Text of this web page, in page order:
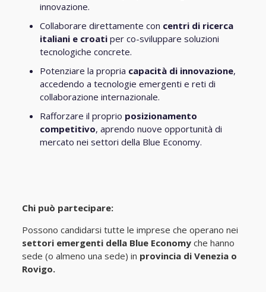
innovazione.
Collaborare direttamente con centri di ricerca
italiani e croatiper co-sviluppare soluzioni
tecnologiche concrete.
Potenziare la propria capacità di innovazione,
accedendo a tecnologie emergenti e reti di
collaborazione internazionale.
Rafforzare il proprio posizionamento
competitivo, aprendo nuove opportunità di
mercato nei settori della Blue Economy.
Chi può partecipare:
Possono candidarsi tutte le imprese che operano nei
settori emergenti della Blue Economyche hanno
sede (o almeno una sede) in provincia di Venezia o
Rovigo.